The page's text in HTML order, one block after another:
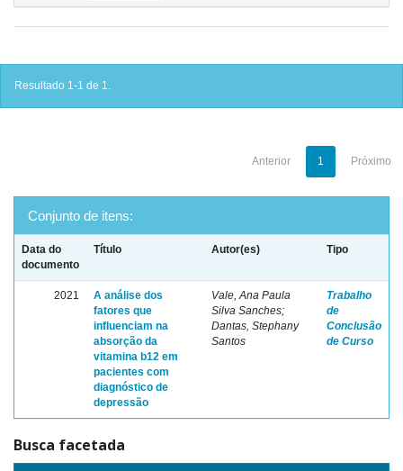
Resultado 1-1 de 1.
Anterior 1 Próximo
Conjunto de itens:
Data do
documento
Título Autor(es) Tipo
2021
A análise dos
fatores que
influenciam na
absorção da
vitamina b12 em
pacientes com
diagnóstico de
depressão
Vale, Ana Paula
Silva Sanches;
Dantas, Stephany
Santos
Trabalho
de
Conclusão
de Curso
Busca facetada